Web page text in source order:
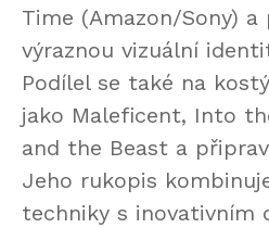
Time (Amazon/Sony)
výraznou vizuální
Podílel se také na
jako Maleficent, Into
and the Beast a
Jeho rukopis
techniky s inovativním